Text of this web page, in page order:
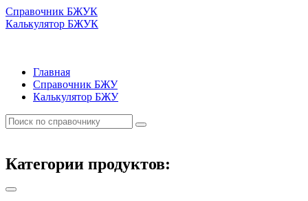
Справочник БЖУК
Калькулятор БЖУК
Главная
Справочник БЖУ
Калькулятор БЖУ
Категории продуктов: